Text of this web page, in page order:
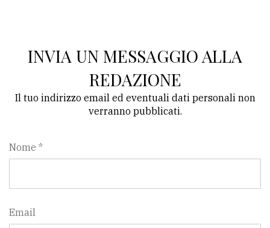
ALTRE
TESTATE
Cookie
INVIA UN MESSAGGIO ALLA
REDAZIONE
Il tuo indirizzo email ed eventuali dati personali non
verranno pubblicati.
Nome *
Email